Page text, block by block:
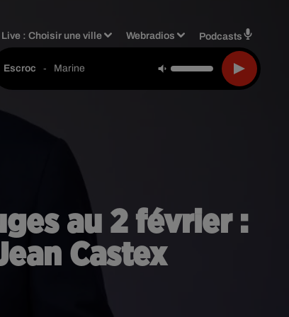
Live :Choisir une ville Webradios Podcasts
Escroc - Marine
au 2 février :
Castex